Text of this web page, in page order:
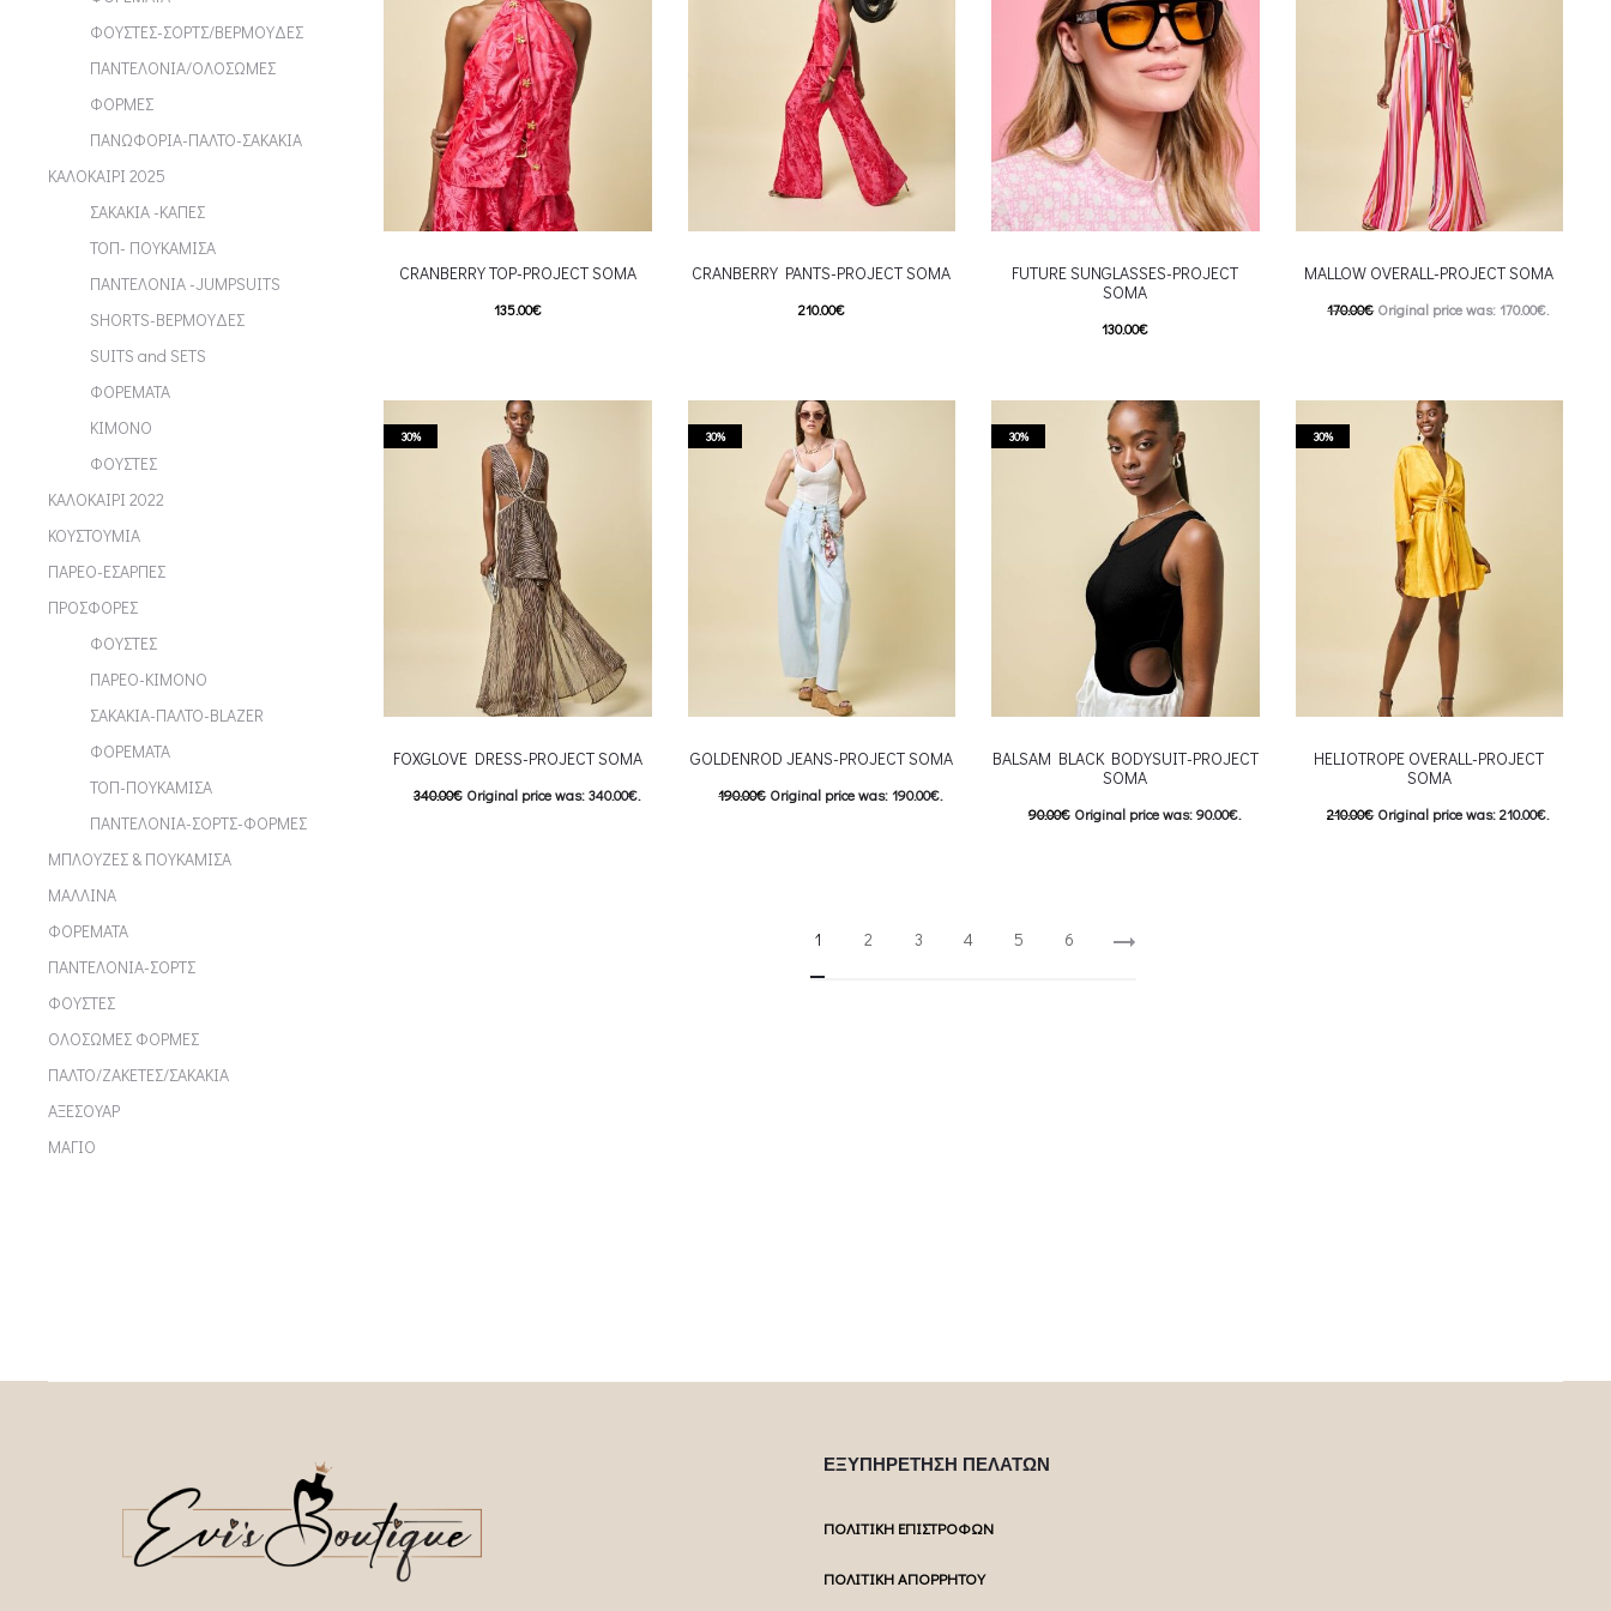
CRANBERRY TOP-PROJECT SOMA
135.00€
chosen on the product page
CRANBERRY PANTS-PROJECT SOMA
210.00€
chosen on the product page
FUTURE SUNGLASSES-PROJECT
SOMA
130.00€
multiple variants. The options may be
chosen on the product page
MALLOW OVERALL-PROJECT SOMA
170.00€ Original price was: 170.00€.
multiple variants. The options may be
chosen on the product page
30%
FOXGLOVE DRESS-PROJECT SOMA
340.00€ Original price was: 340.00€.
30%
GOLDENROD JEANS-PROJECT SOMA
190.00€ Original price was: 190.00€.
chosen on the product page
30%
BALSAM BLACK BODYSUIT-PROJECT
SOMA
90.00€ Original price was: 90.00€.
30%
HELIOTROPE OVERALL-PROJECT
SOMA
210.00€ Original price was: 210.00€.
1 2 3 4 5 6
ΦΟΥΣΤΕΣ-ΣΟΡΤΣ/ΒΕΡΜΟΥΔΕΣ
ΠΑΝΤΕΛΟΝΙΑ/ΟΛΟΣΩΜΕΣ
ΦΟΡΜΕΣ
ΠΑΝΩΦΟΡΙΑ-ΠΑΛΤΟ-ΣΑΚΑΚΙΑ
ΚΑΛΟΚΑΙΡΙ 2025
ΣΑΚΑΚΙΑ -ΚΑΠΕΣ
ΤΟΠ- ΠΟΥΚΑΜΙΣΑ
ΠΑΝΤΕΛΟΝΙΑ -JUMPSUITS
SHORTS-ΒΕΡΜΟΥΔΕΣ
SUITS and SETS
ΦΟΡΕΜΑΤΑ
ΚΙΜΟΝΟ
ΦΟΥΣΤΕΣ
ΚΑΛΟΚΑΙΡΙ 2022
ΚΟΥΣΤΟΥΜΙΑ
ΠΑΡΕΟ-ΕΣΑΡΠΕΣ
ΠΡΟΣΦΟΡΕΣ
ΦΟΥΣΤΕΣ
ΠΑΡΕΟ-ΚΙΜΟΝΟ
ΣΑΚΑΚΙΑ-ΠΑΛΤΟ-BLAZER
ΦΟΡΕΜΑΤΑ
ΤΟΠ-ΠΟΥΚΑΜΙΣΑ
ΠΑΝΤΕΛΟΝΙΑ-ΣΟΡΤΣ-ΦΟΡΜΕΣ
ΜΠΛΟΥΖΕΣ & ΠΟΥΚΑΜΙΣΑ
ΜΑΛΛΙΝΑ
ΦΟΡΕΜΑΤΑ
ΠΑΝΤΕΛΟΝΙΑ-ΣΟΡΤΣ
ΦΟΥΣΤΕΣ
ΟΛΟΣΩΜΕΣ ΦΟΡΜΕΣ
ΠΑΛΤΟ/ΖΑΚΕΤΕΣ/ΣΑΚΑΚΙΑ
ΑΞΕΣΟΥΑΡ
ΜΑΓΙΟ
ΕΞΥΠΗΡΕΤΗΣΗ ΠΕΛΑΤΩΝ
ΠΟΛΙΤΙΚΗ ΕΠΙΣΤΡΟΦΩΝ
ΠΟΛΙΤΙΚΗ ΑΠΟΡΡΗΤΟΥ